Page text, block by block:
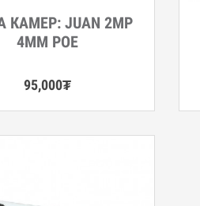
КАМЕР: JUAN 2MP
4ММ POE
95,000₮